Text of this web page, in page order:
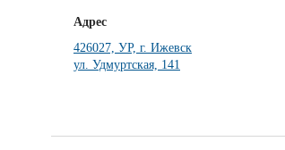
Адрес
426027, УР, г. Ижевск
ул. Удмуртская, 141